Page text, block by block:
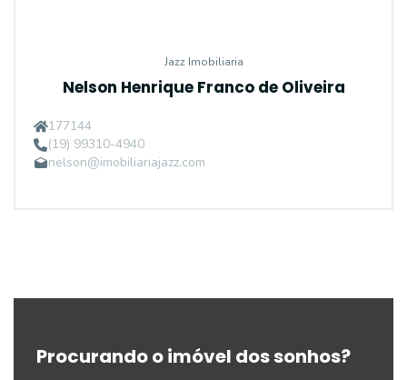
Jazz Imobiliaria
Nelson Henrique Franco de Oliveira
177144
(19) 99310-4940
nelson@imobiliariajazz.com
Procurando o imóvel dos sonhos?